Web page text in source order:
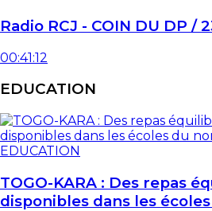
Radio RCJ - COIN DU DP /
00:41:12
EDUCATION
EDUCATION
TOGO-KARA : Des repas
disponibles dans les